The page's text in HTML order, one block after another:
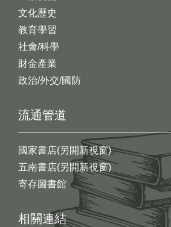
文化歷史
教育學習
社會/科學
財金產業
政治/外交/國防
流通管道
國家書店(另開新視窗)
五南書店(另開新視窗)
寄存圖書館
相關連結